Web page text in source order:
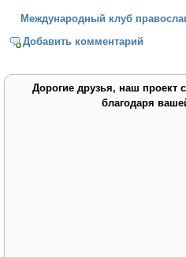
Международный клуб
Добавить комментарий
Дорогие друзья, наш проект
благодаря